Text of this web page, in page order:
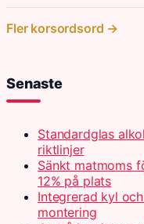
Fler korsordsord →
Senaste
Standardglas
riktlinjer
Sänkt matmoms
12% på plats
Integrerad kyl
montering